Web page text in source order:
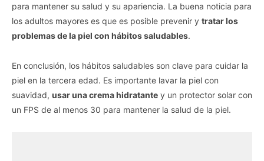
para mantener su salud y su apariencia. La buena noticia para
los adultos mayores es que es posible prevenir y tratar los
problemas de la piel con hábitos saludables.
En conclusión, los hábitos saludables son clave para cuidar la
piel en la tercera edad. Es importante lavar la piel con
suavidad, usar una crema hidratante y un protector solar con
un FPS de al menos 30 para mantener la salud de la piel.